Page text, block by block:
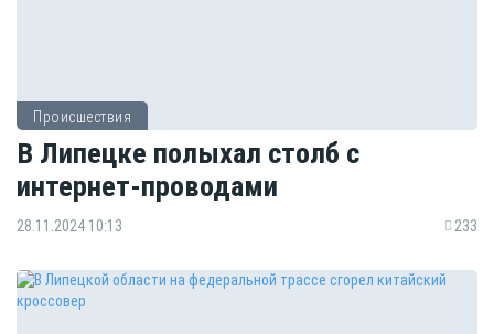
Происшествия
В Липецке полыхал столб с
интернет-проводами
28.11.2024 10:13 233